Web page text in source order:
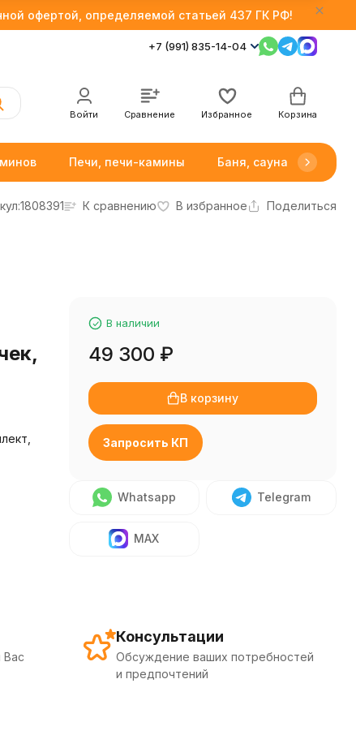
офертой, определяемой статьей 437 ГК РФ!
+7 (991) 835-14-04
Войти Сравнение Избранное Корзина
Печи, печи-камины Баня, сауна
1808391 К сравнению В избранное Поделиться
В наличии
49 300 ₽
В корзину
Запросить КП
Whatsapp Telegram
MAX
Вас
Консультации
Обсуждение ваших потребностей
и предпочтений